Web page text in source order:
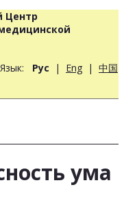
Центр
Рус | Eng | 中国
ума